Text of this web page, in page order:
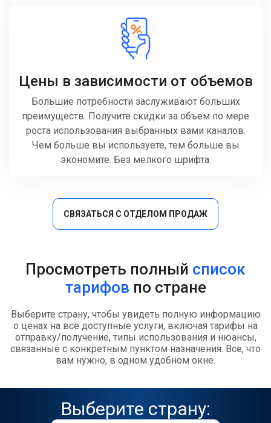
Цены в зависимости от объемов
Большие потребности заслуживают больших
преимуществ. Получите скидки за объем по мере
роста использования выбранных вами каналов.
Чем больше вы используете, тем больше вы
экономите. Без мелкого шрифта.
СВЯЗАТЬСЯ С ОТДЕЛОМ ПРОДАЖ
Просмотреть полный список
тарифов по стране
Выберите страну, чтобы увидеть полную информацию
о ценах на все доступные услуги, включая тарифы на
отправку/получение, типы использования и нюансы,
связанные с конкретным пунктом назначения. Все, что
вам нужно, в одном удобном окне.
Выберите страну: